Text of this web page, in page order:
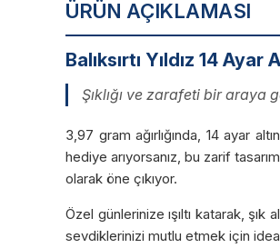
ÜRÜN AÇIKLAMASI
Balıksırtı Yıldız 14 Ayar
Şıklığı ve zarafeti bir araya
3,97 gram ağırlığında, 14 ayar
hediye arıyorsanız, bu zarif
olarak öne çıkıyor.
Özel günlerinize ışıltı katarak,
sevdiklerinizi mutlu etmek için